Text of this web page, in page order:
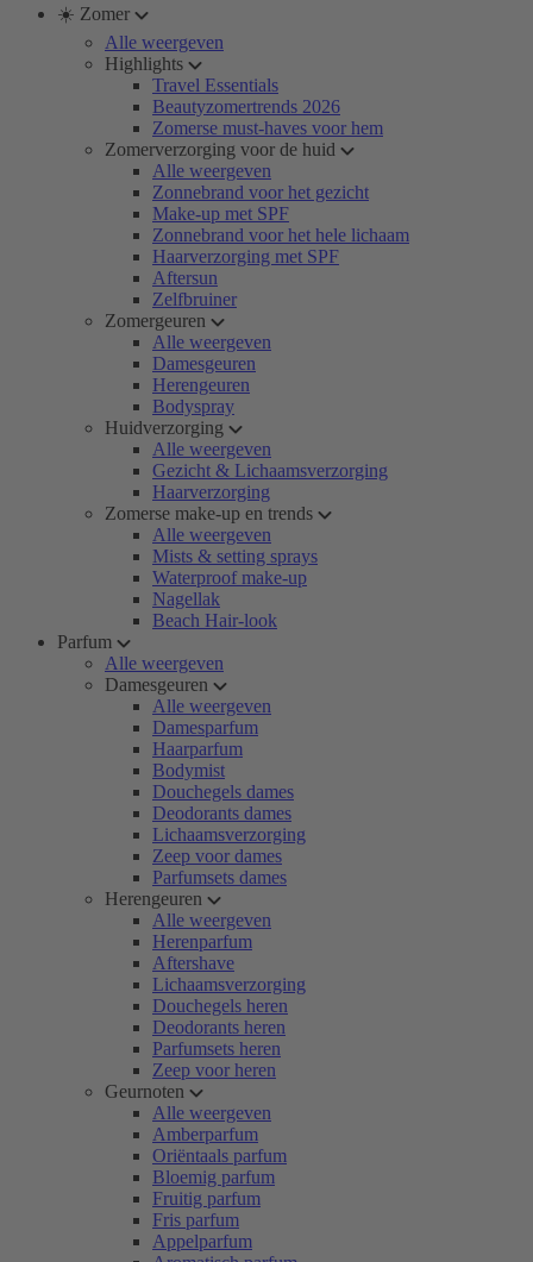
☀️ Zomer
Alle weergeven
Highlights
Travel Essentials
Beautyzomertrends 2026
Zomerse must-haves voor hem
Zomerverzorging voor de huid
Alle weergeven
Zonnebrand voor het gezicht
Make-up met SPF
Zonnebrand voor het hele lichaam
Haarverzorging met SPF
Aftersun
Zelfbruiner
Zomergeuren
Alle weergeven
Damesgeuren
Herengeuren
Bodyspray
Huidverzorging
Alle weergeven
Gezicht & Lichaamsverzorging
Haarverzorging
Zomerse make-up en trends
Alle weergeven
Mists & setting sprays
Waterproof make-up
Nagellak
Beach Hair-look
Parfum
Alle weergeven
Damesgeuren
Alle weergeven
Damesparfum
Haarparfum
Bodymist
Douchegels dames
Deodorants dames
Lichaamsverzorging
Zeep voor dames
Parfumsets dames
Herengeuren
Alle weergeven
Herenparfum
Aftershave
Lichaamsverzorging
Douchegels heren
Deodorants heren
Parfumsets heren
Zeep voor heren
Geurnoten
Alle weergeven
Amberparfum
Oriëntaals parfum
Bloemig parfum
Fruitig parfum
Fris parfum
Appelparfum